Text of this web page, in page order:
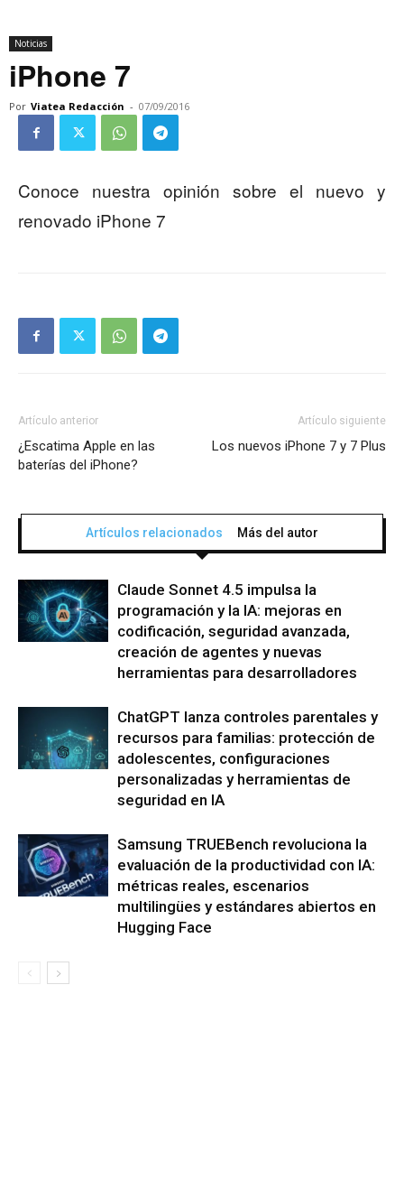
Noticias
iPhone 7
Por Viatea Redacción - 07/09/2016
Conoce nuestra opinión sobre el nuevo y
renovado iPhone 7
Artículo anterior
¿Escatima Apple en las
baterías del iPhone?
Artículo siguiente
Los nuevos iPhone 7 y 7 Plus
Artículos relacionados Más del autor
Claude Sonnet 4.5 impulsa la
programación y la IA: mejoras en
codificación, seguridad avanzada,
creación de agentes y nuevas
herramientas para desarrolladores
ChatGPT lanza controles parentales y
recursos para familias: protección de
adolescentes, configuraciones
personalizadas y herramientas de
seguridad en IA
Samsung TRUEBench revoluciona la
evaluación de la productividad con IA:
métricas reales, escenarios
multilingües y estándares abiertos en
Hugging Face